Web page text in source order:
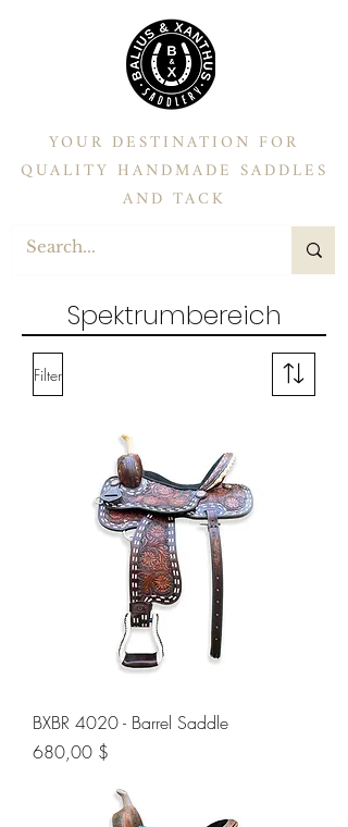
YOUR DESTINATION FOR
QUALITY HANDMADE SADDLES
AND TACK
Spektrumbereich
Filter
BXBR 4020 - Barrel Saddle
Preis
680,00 $